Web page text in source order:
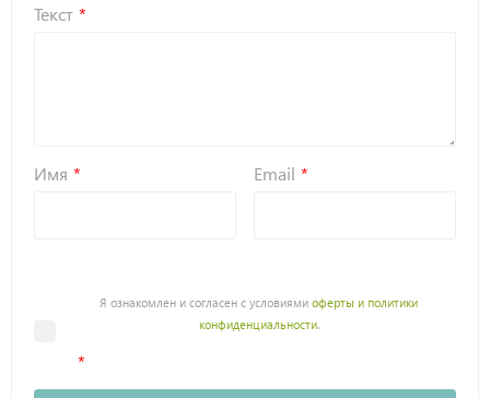
Текст
Имя Email
Я ознакомлен и согласен с условиямиоферты и политики
конфиденциальности.